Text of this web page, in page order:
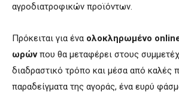
αγροδιατροφικών προϊόντων.
Πρόκειται για ένα ολοκληρωμένο
ωρώνπου θα μεταφέρει στους
διαδραστικό τρόπο και μέσα από καλές
παραδείγματα της αγοράς, ένα ευρύ